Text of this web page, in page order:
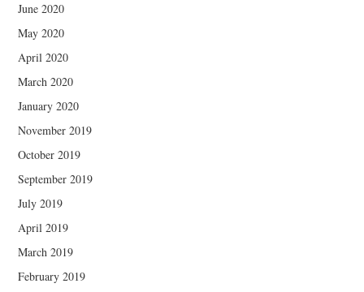
June 2020
May 2020
April 2020
March 2020
January 2020
November 2019
October 2019
September 2019
July 2019
April 2019
March 2019
February 2019